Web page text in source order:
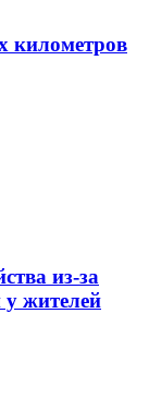
километров
из-за
жителей